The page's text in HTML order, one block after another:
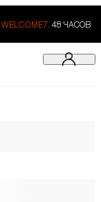
WELCOME7. 48 ЧАСОВ